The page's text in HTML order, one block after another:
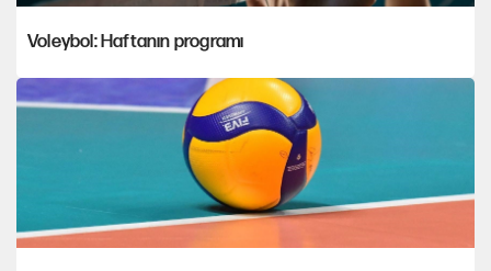
Voleybol: Haftanın programı